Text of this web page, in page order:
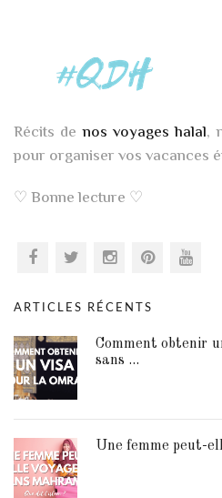
Récits denos voyages halal
pour organiser vos vacances
♡ Bonne lecture ♡
ARTICLES RÉCENTS
Comment obtenir
sans ...
Une femme peut-